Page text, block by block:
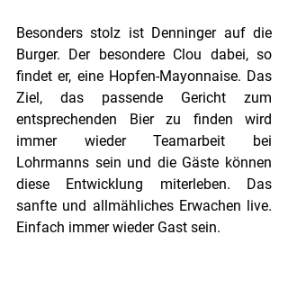
Besonders stolz ist Denninger auf die
Burger. Der besondere Clou dabei, so
findet er, eine Hopfen-Mayonnaise. Das
Ziel, das passende Gericht zum
entsprechenden Bier zu finden wird
immer wieder Teamarbeit bei
Lohrmanns sein und die Gäste können
diese Entwicklung miterleben. Das
sanfte und allmähliches Erwachen live.
Einfach immer wieder Gast sein.